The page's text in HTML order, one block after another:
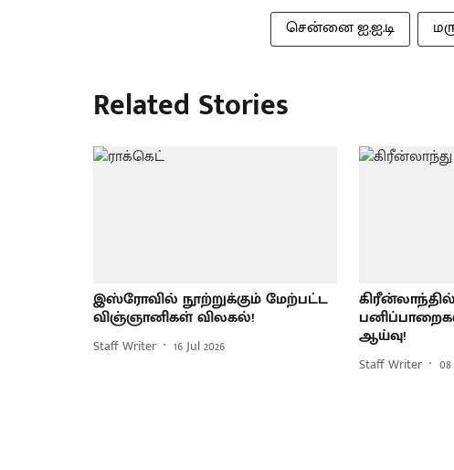
சென்னை ஐ.ஐ.டி
Related Stories
இஸ்ரோவில் நூற்றுக்கும் மேற்பட்ட
விஞ்ஞானிகள் விலகல்!
Staff Writer 16 Jul 2026 ஆய்வு!
Staff Writer